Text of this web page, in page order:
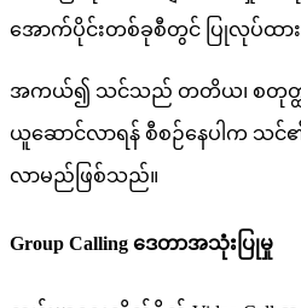
အကပငတစခစတင ပလပထ
အကယ၍ သငသည တတယ၊ စတ
ယဆငလရန စစဉနပ က သင
လမည ဖစသည။
Group Calling ဒတအသ ပမ